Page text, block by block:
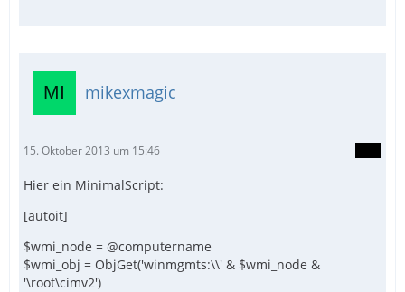
mikexmagic
15. Oktober 2013 um 15:46
Hier ein MinimalScript:
[autoit]
$wmi_node = @computername
$wmi_obj = ObjGet('winmgmts:\\' & $wmi_node &
'\root\cimv2')